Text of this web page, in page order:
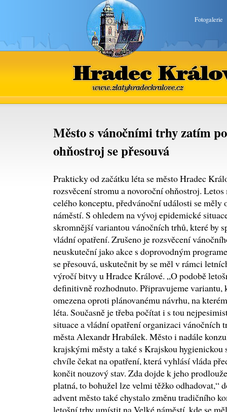
Fotogalerie
Hradec Králové
www.zlatyhradeckralove.cz
Město s vánočními trhy zatím
ohňostroj se přesouvá
Prakticky od začátku léta se město Hradec
rozsvěcení stromu a novoroční ohňostroj.
celého konceptu, předvánoční události se měly
náměstí. S ohledem na vývoj epidemické
skromnější variantou vánočních trhů, které by
vládní opatření. Zrušeno je rozsvěcení
neuskuteční jako akce s doprovodným
se přesouvá, uskutečnit by se měl v rámci
výročí bitvy u Hradce Králové. „O podobě
definitivně rozhodnuto. Připravujeme variantu,
omezena oproti plánovanému návrhu, na
léta. Současně je třeba počítat i s tou
situace a vládní opatření organizaci vánočních
města Alexandr Hrabálek. Město i nadále
krajskými městy a také s Krajskou hygienickou
chvíle čekat na opatření, která vyhlásí vláda
končit nouzový stav. Zda dojde k jeho
platná, to bohužel lze velmi těžko odhadovat,“
advent město také chystalo změnu tradičního
letošní trhy umístit na Velké náměstí, kde se